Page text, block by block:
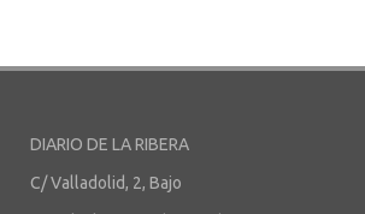
DIARIO DE LA RIBERA
C/ Valladolid, 2, Bajo